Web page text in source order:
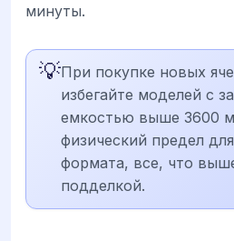
минуты.
💡При покупке новых
избегайте моделей с
емкостью выше 3600
физический предел
формата, все, что
подделкой.